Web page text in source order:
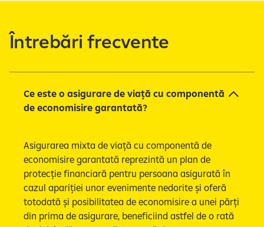
Întrebări frecvente
Ce este o asigurare de viață cu componentă
de economisire garantată?
Asigurarea mixta de viață cu componentă de
economisire garantată reprezintă un plan de
protecție financiară pentru persoana asigurată în
cazul apariției unor evenimente nedorite și oferă
totodată și posibilitatea de economisire a unei părți
din prima de asigurare, beneficiind astfel de o rată